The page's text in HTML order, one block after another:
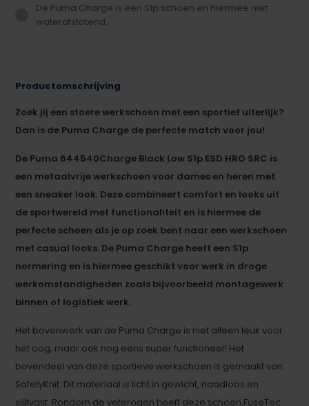
De Puma Charge is een S1p schoen en hiermee niet
waterafstotend.
Productomschrijving
Zoek jij een stoere werkschoen met een sportief uiterlijk?
Dan is de Puma Charge de perfecte match voor jou!
De Puma 644540Charge Black Low S1p ESD HRO SRC is
een metaalvrije werkschoen voor dames en heren met
een sneaker look. Deze combineert comfort en looks uit
de sportwereld met functionaliteit en is hiermee de
perfecte schoen als je op zoek bent naar een werkschoen
met casual looks. De Puma Charge heeft een S1p
normering en is hiermee geschikt voor werk in droge
werkomstandigheden zoals bijvoorbeeld montagewerk
binnen of logistiek werk.
Het bovenwerk van de Puma Charge is niet alleen leuk voor
het oog, maar ook nog eens super functioneel! Het
bovendeel van deze sportieve werkschoen is gemaakt van
SafetyKnit. Dit materiaal is licht in gewicht, naadloos en
slijtvast. Rondom de veterogen heeft deze schoen FuseTec